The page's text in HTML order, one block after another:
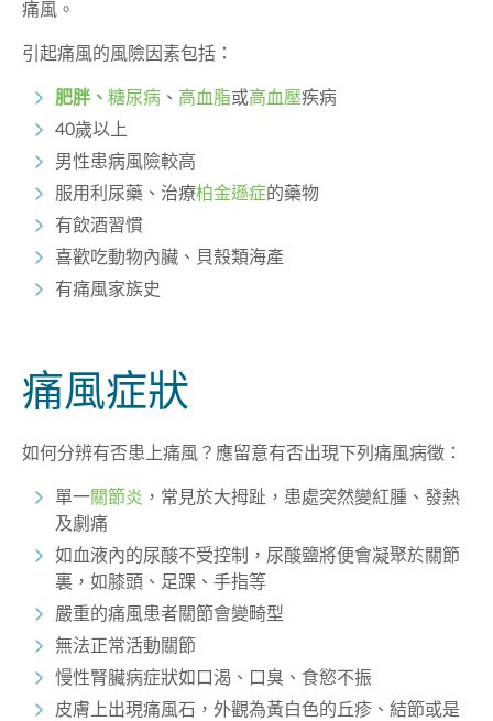
痛風。
引起痛風的風險因素包括：
肥胖、 糖尿病 、 高血脂或高血壓疾病
40歲以上
男性患病風險較高
服用利尿藥、治療柏金遜症的藥物
有飲酒習慣
喜歡吃動物內臟、貝殼類海產
有痛風家族史
痛風症狀
如何分辨有否患 上痛風？ 應留意有否出現下列痛風病徵 ：
單一關節炎 ，常見於大拇趾，患處突然變紅腫、發熱
及劇痛
如血液內的尿酸不受控制，尿酸鹽將便會凝聚於關節
裏，如膝頭、足踝、手指等
嚴重的痛風患者關節會變畸型
無法正常活動關節
慢性腎臟病症狀如口渴、口臭、食慾不振
皮膚上出現痛風石，外觀為黃白色的丘疹、結節或是